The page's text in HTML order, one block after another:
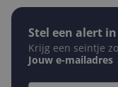
Stel een alert
Krijg een seintje
Jouw e-mailadres